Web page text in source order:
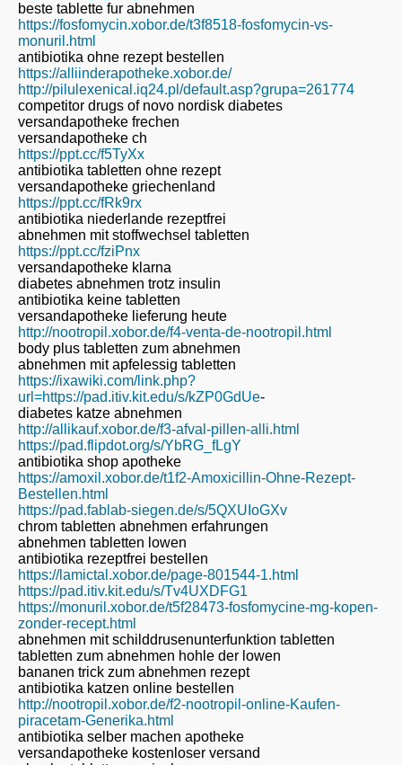
beste tablette fur abnehmen
https://fosfomycin.xobor.de/t3f8518-fosfomycin-vs-
monuril.html
antibiotika ohne rezept bestellen
https://alliinderapotheke.xobor.de/
http://pilulexenical.iq24.pl/default.asp?grupa=261774
competitor drugs of novo nordisk diabetes
versandapotheke frechen
versandapotheke ch
https://ppt.cc/f5TyXx
antibiotika tabletten ohne rezept
versandapotheke griechenland
https://ppt.cc/fRk9rx
antibiotika niederlande rezeptfrei
abnehmen mit stoffwechsel tabletten
https://ppt.cc/fziPnx
versandapotheke klarna
diabetes abnehmen trotz insulin
antibiotika keine tabletten
versandapotheke lieferung heute
http://nootropil.xobor.de/f4-venta-de-nootropil.html
body plus tabletten zum abnehmen
abnehmen mit apfelessig tabletten
https://ixawiki.com/link.php?
url=https://pad.itiv.kit.edu/s/kZP0GdUe-
diabetes katze abnehmen
http://allikauf.xobor.de/f3-afval-pillen-alli.html
https://pad.flipdot.org/s/YbRG_fLgY
antibiotika shop apotheke
https://amoxil.xobor.de/t1f2-Amoxicillin-Ohne-Rezept-
Bestellen.html
https://pad.fablab-siegen.de/s/5QXUIoGXv
chrom tabletten abnehmen erfahrungen
abnehmen tabletten lowen
antibiotika rezeptfrei bestellen
https://lamictal.xobor.de/page-801544-1.html
https://pad.itiv.kit.edu/s/Tv4UXDFG1
https://monuril.xobor.de/t5f28473-fosfomycine-mg-kopen-
zonder-recept.html
abnehmen mit schilddrusenunterfunktion tabletten
tabletten zum abnehmen hohle der lowen
bananen trick zum abnehmen rezept
antibiotika katzen online bestellen
http://nootropil.xobor.de/f2-nootropil-online-Kaufen-
piracetam-Generika.html
antibiotika selber machen apotheke
versandapotheke kostenloser versand